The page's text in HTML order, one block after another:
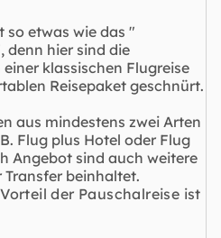
so etwas wie das "
denn hier sind die
klassischen Flugreise
Reisepaket geschnürt.
aus mindestens zwei Arten
Flug plus Hotel oder Flug
Angebot sind auch weitere
Transfer beinhaltet.
der Pauschalreise ist